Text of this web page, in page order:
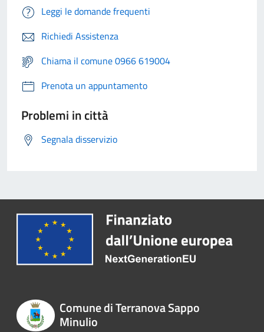
Leggi le domande frequenti
Richiedi Assistenza
Chiama il comune 0966 619004
Prenota un appuntamento
Problemi in città
Segnala disservizio
Comune di Terranova Sappo
Minulio